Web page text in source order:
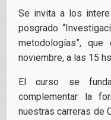
Se invita a los
posgrado
metodologías”,
noviembre, a las 15
El curso se
complementar la
nuestras carreras de